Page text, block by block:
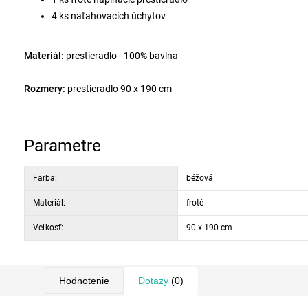
4 ks naťahovacích úchytov
Materiál: prestieradlo - 100% bavlna
Rozmery: prestieradlo 90 x 190 cm
Parametre
Farba: béžová
Materiál: froté
Veľkosť: 90 x 190 cm
Hodnotenie Dotazy (0)